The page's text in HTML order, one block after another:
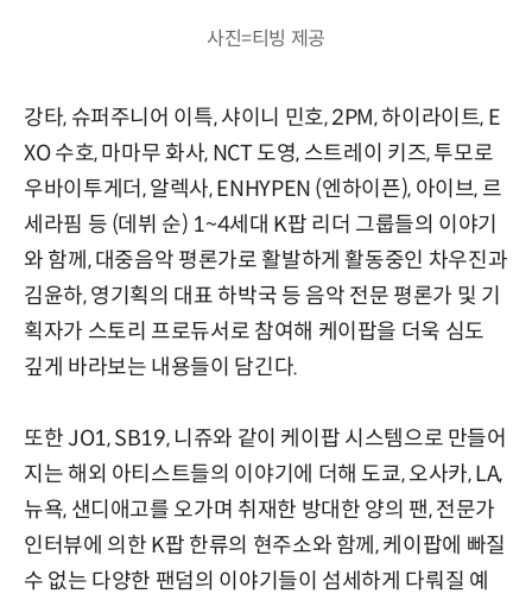
사진=티빙 제공
강타, 슈퍼주니어 이특, 샤이니 민호, 2PM, 하이라이트, E
XO 수호, 마마무 화사, NCT 도영, 스트레이 키즈, 투모로
우바이투게더, 알렉사, ENHYPEN (엔하이픈), 아이브, 르
세라핌 등 (데뷔 순) 1~4세대 K팝 리더 그룹들의 이야기
와 함께, 대중음악 평론가로 활발하게 활동중인 차우진과
김윤하, 영기획의 대표 하박국 등 음악 전문 평론가 및 기
획자가 스토리 프로듀서로 참여해 케이팝을 더욱 심도
깊게 바라보는 내용들이 담긴다.
또한 JO1, SB19, 니쥬와 같이 케이팝 시스템으로 만들어
지는 해외 아티스트들의 이야기에 더해 도쿄, 오사카, LA,
뉴욕, 샌디애고를 오가며 취재한 방대한 양의 팬, 전문가
인터뷰에 의한 K팝 한류의 현주소와 함께, 케이팝에 빠질
수 없는 다양한 팬덤의 이야기들이 섬세하게 다뤄질 예